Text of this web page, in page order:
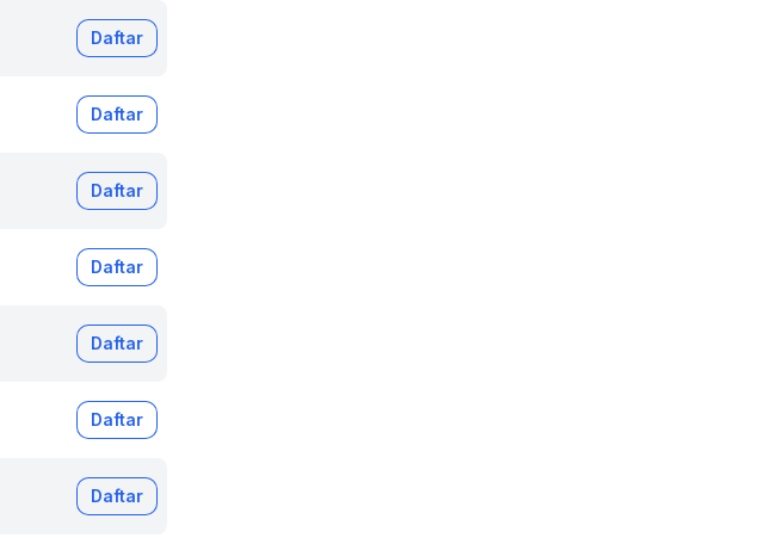
Daftar
Daftar
Daftar
Daftar
Daftar
Daftar
Daftar